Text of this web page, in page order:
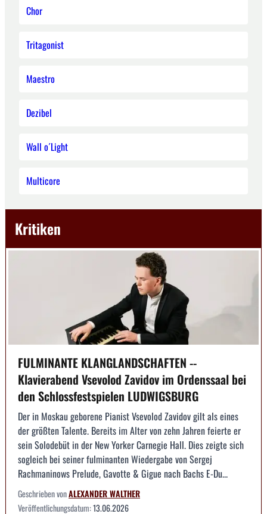
Chor
Tritagonist
Maestro
Dezibel
Wall o´Light
Multicore
Kritiken
FULMINANTE KLANGLANDSCHAFTEN --
Klavierabend Vsevolod Zavidov im Ordenssaal bei
den Schlossfestspielen LUDWIGSBURG
Der in Moskau geborene Pianist Vsevolod Zavidov gilt als eines
der größten Talente. Bereits im Alter von zehn Jahren feierte er
sein Solodebüt in der New Yorker Carnegie Hall. Dies zeigte sich
sogleich bei seiner fulminanten Wiedergabe von Sergej
Rachmaninows Prelude, Gavotte & Gigue nach Bachs E-Du...
Geschrieben vonALEXANDER WALTHER
Veröffentlichungsdatum:13.06.2026